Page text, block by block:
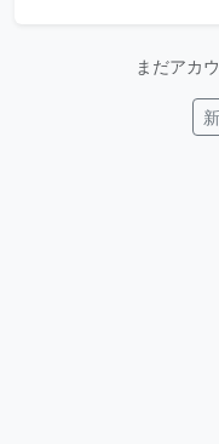
まだアカ